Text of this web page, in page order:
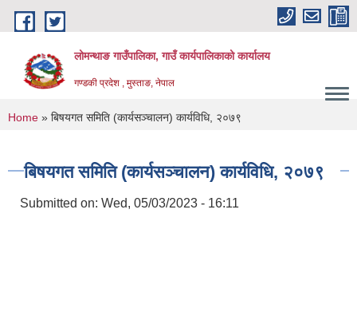
Skip to main content
लोमन्थाङ गाउँपालिका, गाउँ कार्यपालिकाको कार्यालय
गण्डकी प्रदेश , मुस्ताङ, नेपाल
You are here
Home » बिषयगत समिति (कार्यसञ्चालन) कार्यविधि, २०७९
बिषयगत समिति (कार्यसञ्चालन) कार्यविधि, २०७९
Submitted on: Wed, 05/03/2023 - 16:11